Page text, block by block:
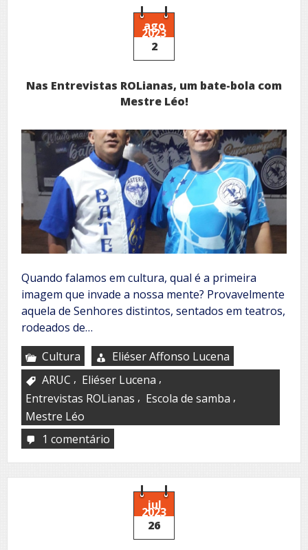
conversa
com
Pietro
Costa
sobre
RIDENTE’
ago
2023
2
Nas Entrevistas ROLianas, um bate-bola com
Mestre Léo!
Quando falamos em cultura, qual é a primeira
imagem que invade a nossa mente? Provavelmente
aquela de Senhores distintos, sentados em teatros,
rodeados de…
Cultura
Eliéser Affonso Lucena
ARUC , Eliéser Lucena ,
Entrevistas ROLianas , Escola de samba ,
Mestre Léo
1 comentário
Entrevistas
ROLianas,
Mestre
jul
2023
26